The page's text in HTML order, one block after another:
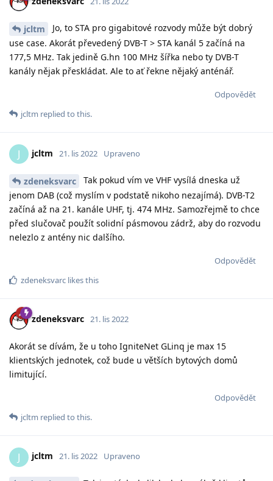
jcltm
Jo, to STA pro gigabitové rozvody může být dobrý
use case. Akorát převedený DVB-T > STA kanál 5 začíná na
177,5 MHz. Tak jedině G.hn 100 MHz šířka nebo ty DVB-T
kanály nějak přeskládat. Ale to ať řekne nějaký anténář.
Odpovědět
jcltm replied to this.
J jcltm 21. lis 2022 Upraveno
zdeneksvarc
Tak pokud vím ve VHF vysílá dneska už
jenom DAB (což myslím v podstatě nikoho nezajímá). DVB-T2
začíná až na 21. kanále UHF, tj. 474 MHz. Samozřejmě to chce
před slučovač použít solidní pásmovou zádrž, aby do rozvodu
nelezlo z antény nic dalšího.
Odpovědět
zdeneksvarc likes this
zdeneksvarc 21. lis 2022
Akorát se dívám, že u toho IgniteNet GLinq je max 15
klientských jednotek, což bude u větších bytových domů
limitující.
Odpovědět
jcltm replied to this.
J jcltm 21. lis 2022 Upraveno